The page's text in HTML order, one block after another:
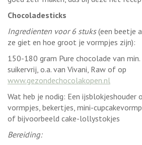
Chocoladesticks
Ingredienten voor 6 stuks(een beetje
ze giet en hoe groot je vormpjes zijn):
150-180 gram Pure chocolade van min.
suikervrij, o.a. van Vivani, Raw of op
www.gezondechocolakopen.nl
Wat heb je nodig: Een ijsblokjeshouder
vormpjes, bekertjes, mini-
of bijvoorbeeld cake-lollystokjes
Bereiding: